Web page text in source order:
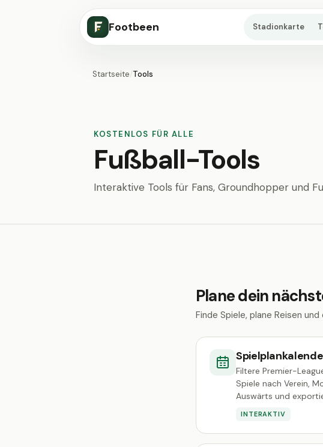
Footbeen Stadionkarte
Startseite/Tools
KOSTENLOS FÜR ALLE
Fußball-Tools
Interaktive Tools für Fans, Groundhopper und
Plane dein
Finde Spiele, plane Reisen
Filtere Premier-
Spiele nach Verein,
Auswärts und
INTERAKTIV